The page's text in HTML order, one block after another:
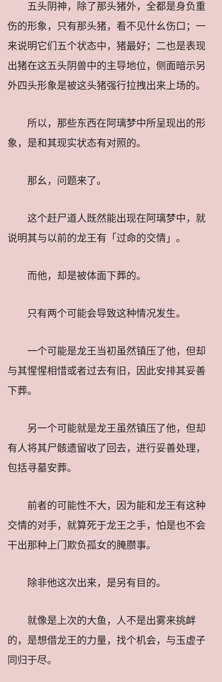
五头阴神，除了那头猪外，全都是身负重
伤的形象，只有那头猪，看不见什幺伤口；一
来说明它们五个状态中，猪最好；二也是表现
出猪在这五头阴兽中的主导地位，侧面暗示另
外四头形象是被这头猪强行拉拽出来上场的。
所以，那些东西在阿璃梦中所呈现出的形
象，是和其现实状态有对照的。
那幺，问题来了。
这个赶尸道人既然能出现在阿璃梦中，就
说明其与以前的龙王有「过命的交情」。
而他，却是被体面下葬的。
只有两个可能会导致这种情况发生。
一个可能是龙王当初虽然镇压了他，但却
与其惺惺相惜或者过去有旧，因此安排其妥善
下葬。
另一个可能就是龙王虽然镇压了他，但却
有人将其尸骸遗留收了回去，进行妥善处理，
包括寻墓安葬。
前者的可能性不大，因为能和龙王有这种
交情的对手，就算死于龙王之手，怕是也不会
干出那种上门欺负孤女的腌臜事。
除非他这次出来，是另有目的。
就像是上次的大鱼，人不是出雾来挑衅
的，是想借龙王的力量，找个机会，与玉虚子
同归于尽。